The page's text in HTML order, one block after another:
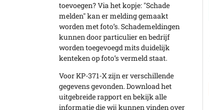
toevoegen? Via het kopje: "Schade
melden" kan er melding gemaakt
worden met foto’s. Schademeldingen
kunnen door particulier en bedrijf
worden toegevoegd mits duidelijk
kenteken op foto’s vermeld staat.
Voor KP-371-X zijn er verschillende
gegevens gevonden. Download het
uitgebreide rapport en bekijk alle
informatie die wij kunnen vinden over